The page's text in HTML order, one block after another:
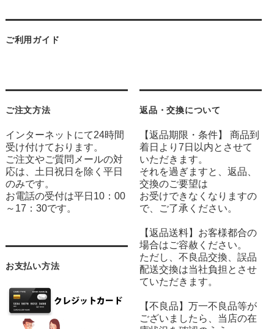
ご利用ガイド
ご注文方法
インターネットにて24時間
受け付けております。
ご注文やご質問メールの対
応は、土日祝日を除く平日
のみです。
お電話の受付は平日10：00
～17：30です。
お支払い方法
返品・交換について
【返品期限・条件】 商品到
着日より7日以内とさせて
いただきます。
それを過ぎますと、返品、
交換のご要望は
お受けできなくなりますの
で、ご了承ください。
【返品送料】お客様都合の
場合はご容赦ください。
ただし、不良品交換、誤品
配送交換は当社負担とさせ
ていただきます。
【不良品】万一不良品等が
ございましたら、当店の在